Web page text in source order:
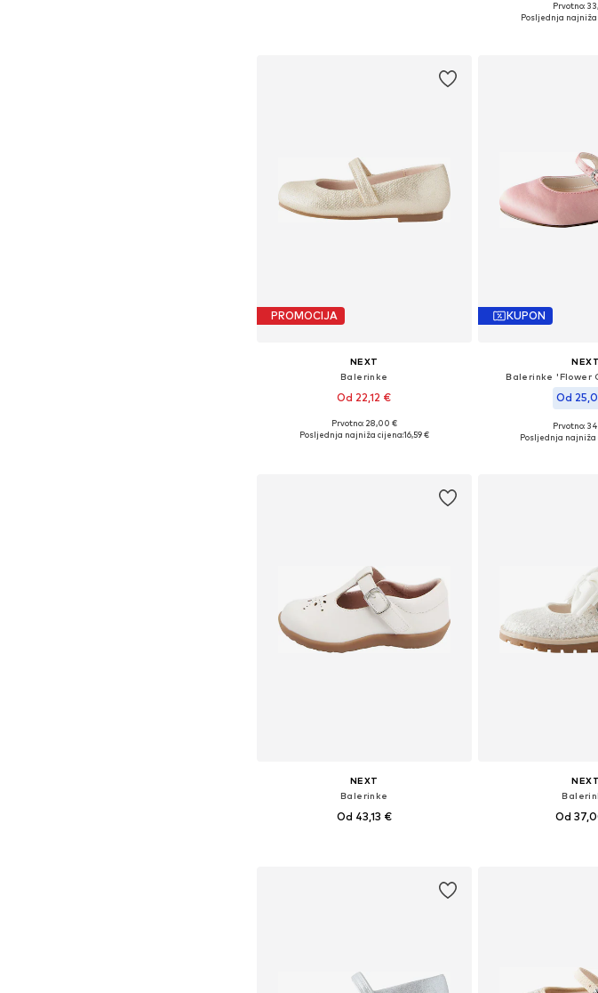
Dostupno u
Prvotno:
Posljednja najniža
PROMOCIJA
NEXT
Balerinke
Od 22,12 €
+ 1
Dostupno u više veličina
Prvotno: 28,00 €
Posljednja najniža cijena:16,59 €
KUPON
NEXT
Balerinke 'Flower
Od
Dostupno u
Prvotno:
Posljednja najniža
NEXT
Balerinke
Od 43,13 €
NEXT
Od